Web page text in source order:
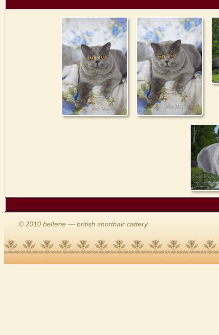
© 2010 beltene — british shorthair cattery.